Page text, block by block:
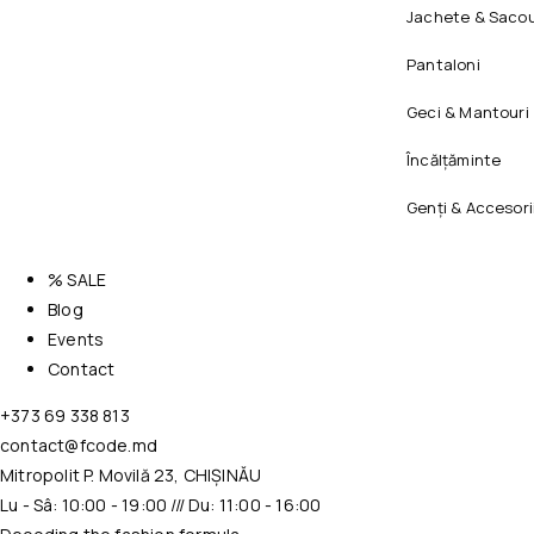
Jachete &
Pantaloni
Geci & Mantouri
Încălțăminte
Genți &
% SALE
Blog
Events
Contact
+373 69 338 813
contact@fcode.md
Mitropolit P. Movilă 23, CHIȘINĂU
Lu - Sâ: 10:00 - 19:00 /// Du: 11:00 - 16:00